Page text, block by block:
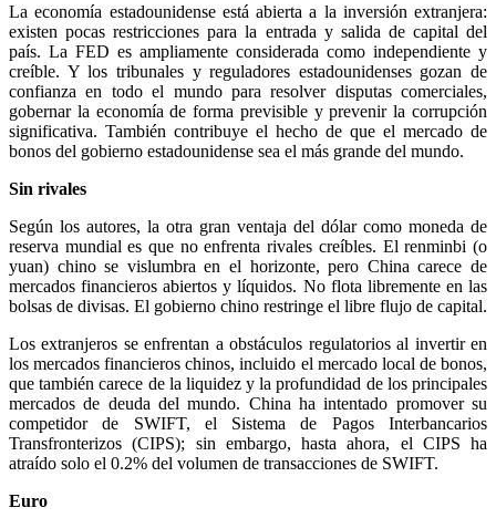
La economía estadounidense está abierta a la inversión extranjera:
existen pocas restricciones para la entrada y salida de capital del
país. La FED es ampliamente considerada como independiente y
creíble. Y los tribunales y reguladores estadounidenses gozan de
confianza en todo el mundo para resolver disputas comerciales,
gobernar la economía de forma previsible y prevenir la corrupción
significativa. También contribuye el hecho de que el mercado de
bonos del gobierno estadounidense sea el más grande del mundo.
Sin rivales
Según los autores, la otra gran ventaja del dólar como moneda de
reserva mundial es que no enfrenta rivales creíbles. El renminbi (o
yuan) chino se vislumbra en el horizonte, pero China carece de
mercados financieros abiertos y líquidos. No flota libremente en las
bolsas de divisas. El gobierno chino restringe el libre flujo de capital.
Los extranjeros se enfrentan a obstáculos regulatorios al invertir en
los mercados financieros chinos, incluido el mercado local de bonos,
que también carece de la liquidez y la profundidad de los principales
mercados de deuda del mundo. China ha intentado promover su
competidor de SWIFT, el Sistema de Pagos Interbancarios
Transfronterizos (CIPS); sin embargo, hasta ahora, el CIPS ha
atraído solo el 0.2% del volumen de transacciones de SWIFT.
Euro